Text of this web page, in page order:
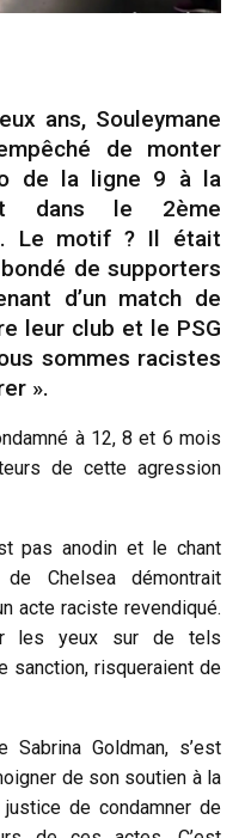
ans, Souleymane
de monter
de la ligne 9 à la
dans le 2ème
Le motif ? Il était
de supporters
d’un match de
leur club et le PSG
sommes racistes
».
à 12, 8 et 6 mois
de cette agression
pas anodin et le chant
Chelsea démontrait
acte raciste revendiqué.
les yeux sur de tels
sanction, risqueraient de
Sabrina Goldman, s’est
de son soutien à la
de condamner de